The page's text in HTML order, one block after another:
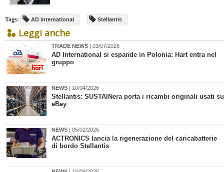
Tags: AD international Stellantis
Leggi anche
TRADE NEWS | 03/07/2026
AD International si espande in Polonia: Hart entra nel
gruppo
NEWS | 10/04/2026
Stellantis: SUSTAINera porta i ricambi originali usati su
eBay
NEWS | 05/02/2026
ACTRONICS lancia la rigenerazione del caricabatterie
di bordo Stellantis